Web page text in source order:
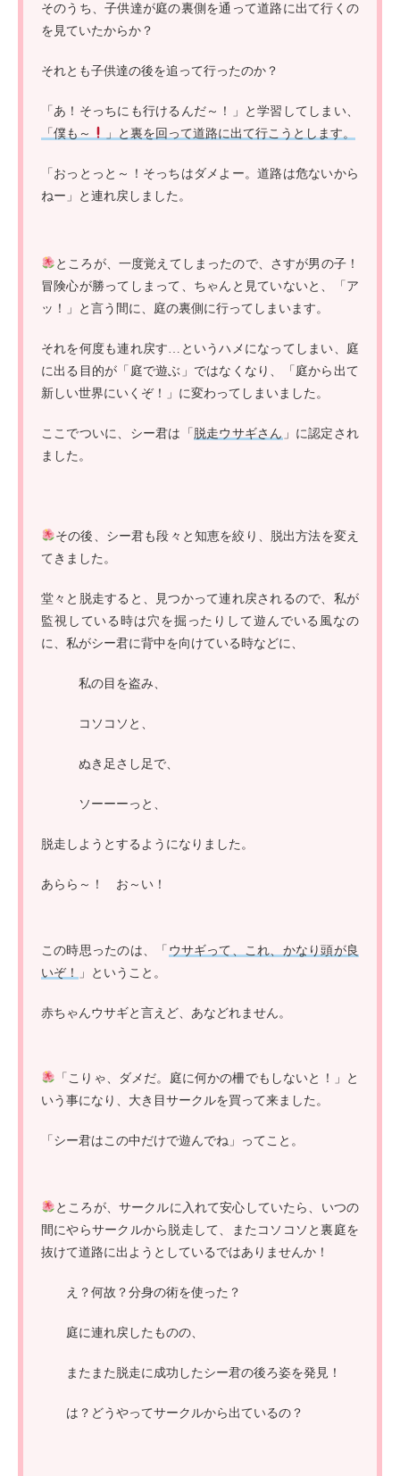
そのうち、子供達が庭の裏側を通って道路に出て行くの
を見ていたからか？
それとも子供達の後を追って行ったのか？
「あ！そっちにも行けるんだ～！」と学習してしまい、
「僕も～
」と裏を回って道路に出て行こうとします。
「おっとっと～！そっちはダメよー。道路は危ないから
ねー」と連れ戻しました。
ところが、一度覚えてしまったので、さすが男の子！
冒険心が勝ってしまって、ちゃんと見ていないと、「ア
ッ！」と言う間に、庭の裏側に行ってしまいます。
それを何度も連れ戻す…というハメになってしまい、庭
に出る目的が「庭で遊ぶ」ではなくなり、「庭から出て
新しい世界にいくぞ！」に変わってしまいました。
ここでついに、シー君は「 脱走ウサギさん 」に認定され
ました。
その後、シー君も段々と知恵を絞り、脱出方法を変え
てきました。
堂々と脱走すると、見つかって連れ戻されるので、私が
監視している時は穴を掘ったりして遊んでいる風なの
に、私がシー君に背中を向けている時などに、
私の目を盗み、
コソコソと、
ぬき足さし足で、
ソーーーっと、
脱走しようとするようになりました。
あらら～！ お～い！
この時思ったのは、「 ウサギって、これ、かなり頭が良
いぞ！
」ということ。
赤ちゃんウサギと言えど、あなどれません。
「こりゃ、ダメだ。庭に何かの柵でもしないと！」と
いう事になり、大き目サークルを買って来ました。
「シー君はこの中だけで遊んでね」ってこと。
ところが、サークルに入れて安心していたら、いつの
間にやらサークルから脱走して、またコソコソと裏庭を
抜けて道路に出ようとしているではありませんか！
え？何故？分身の術を使った？
庭に連れ戻したものの、
またまた脱走に成功したシー君の後ろ姿を発見！
は？どうやってサークルから出ているの？